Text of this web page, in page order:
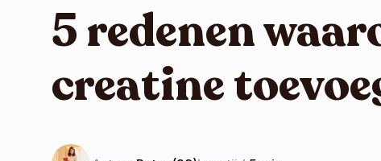
5 redenen
creatine